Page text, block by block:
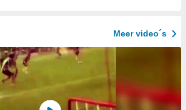
Meer video´s